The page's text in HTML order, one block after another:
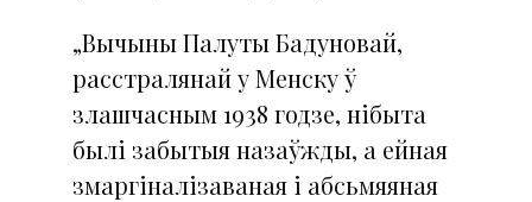
„Вычыны Палуты Бадуновай,
расстралянай у Менску ў
злашчасным 1938 годзе, нібыта
былі забытыя назаўжды, а ейная
змаргіналізаваная і абсьмяяная